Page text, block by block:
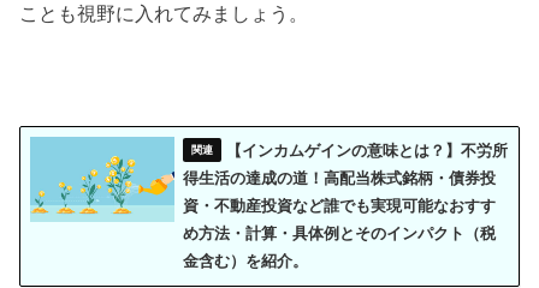
ことも視野に入れてみましょう。
【インカムゲインの意味とは？】不労所
得生活の達成の道！高配当株式銘柄・債券投
資・不動産投資など誰でも実現可能なおすす
め方法・計算・具体例とそのインパクト（税
金含む）を紹介。